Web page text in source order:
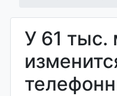
У 61 тыс.